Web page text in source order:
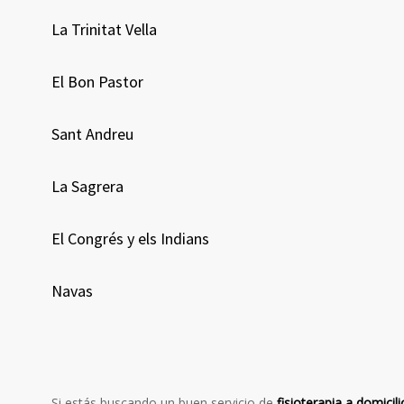
La Trinitat Vella
El Bon Pastor
Sant Andreu
La Sagrera
El Congrés y els Indians
Navas